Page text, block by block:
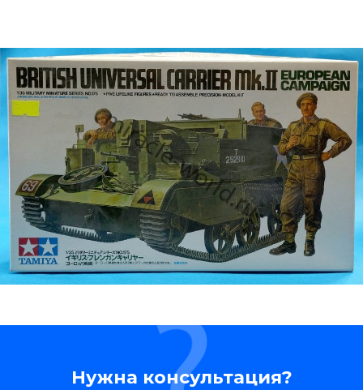
Нужна консультация?